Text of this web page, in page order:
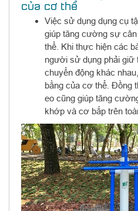
của cơ thể
Việc sử dụng dụng cụ
giúp tăng cường sự
thể. Khi thực hiện các
người sử dụng phải giữ
chuyển động khác
bằng của cơ thể. Đồng
eo cũng giúp tăng
khớp và cơ bắp trên